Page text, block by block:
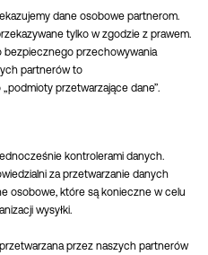
dane osobowe partnerom.
tylko w zgodzie z prawem.
bezpiecznego przechowywania
partnerów to
przetwarzające dane”.
kontrolerami danych.
za przetwarzanie danych
osobowe, które są konieczne w celu
wysyłki.
przez naszych partnerów